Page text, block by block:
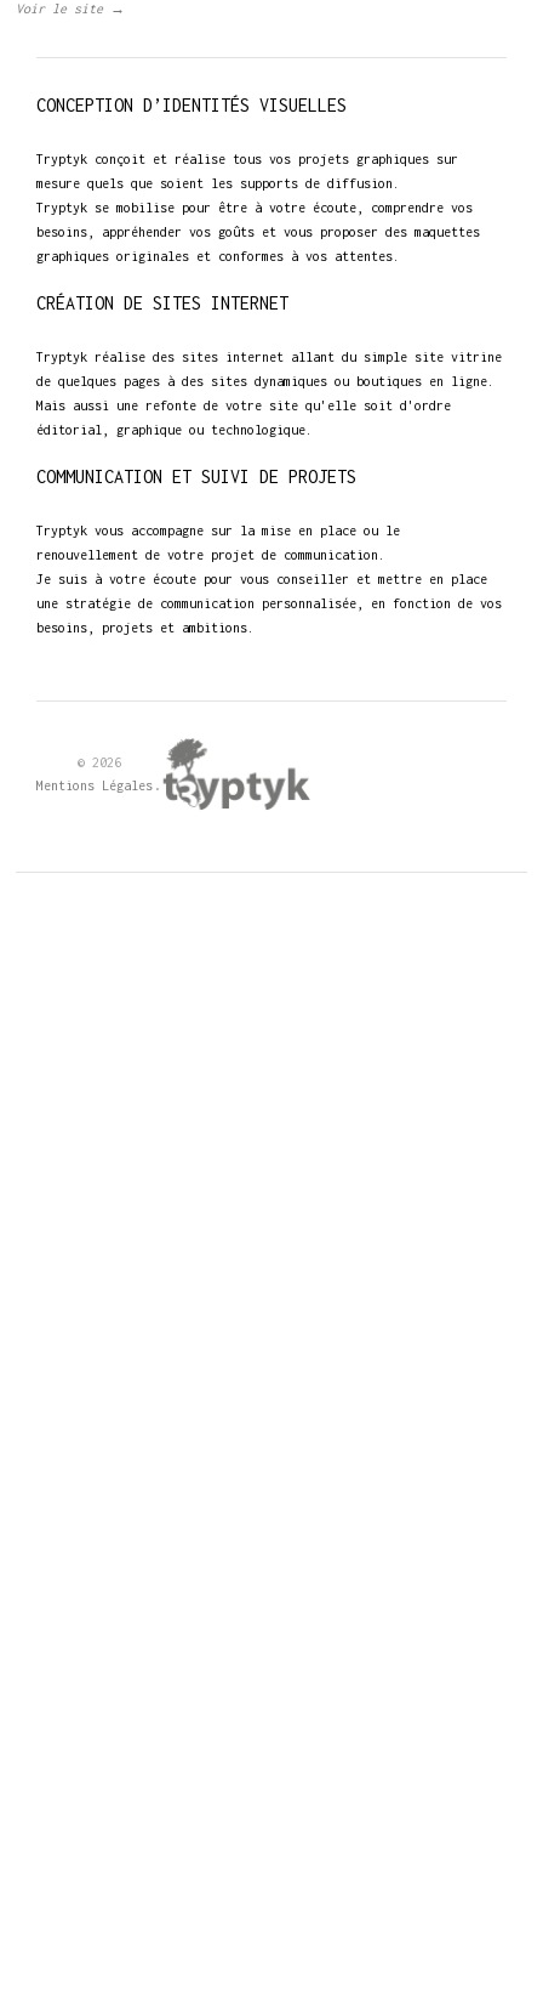
Voir le site →
CONCEPTION D’IDENTITÉS VISUELLES
Tryptyk conçoit et réalise tous vos projets graphiques sur
mesure quels que soient les supports de diffusion.
Tryptyk se mobilise pour être à votre écoute, comprendre vos
besoins, appréhender vos goûts et vous proposer des maquettes
graphiques originales et conformes à vos attentes.
CRÉATION DE SITES INTERNET
Tryptyk réalise des sites internet allant du simple site vitrine
de quelques pages à des sites dynamiques ou boutiques en ligne.
Mais aussi une refonte de votre site qu'elle soit d'ordre
éditorial, graphique ou technologique.
COMMUNICATION ET SUIVI DE PROJETS
Tryptyk vous accompagne sur la mise en place ou le
renouvellement de votre projet de communication.
Je suis à votre écoute pour vous conseiller et mettre en place
une stratégie de communication personnalisée, en fonction de vos
besoins, projets et ambitions.
© 2026
Mentions Légales .